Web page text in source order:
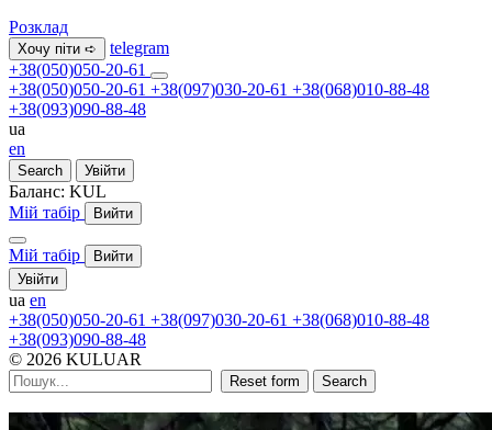
Розклад
Хочу піти ➪
telegram
+38(050)050-20-61
+38(050)050-20-61 +38(097)030-20-61 +38(068)010-88-48
+38(093)090-88-48
ua
en
Search Увійти
Баланс: KUL
Мій табір
Вийти
Мій табір
Вийти
Увійти
ua en
+38(050)050-20-61 +38(097)030-20-61 +38(068)010-88-48
+38(093)090-88-48
© 2026 KULUAR
Reset form Search